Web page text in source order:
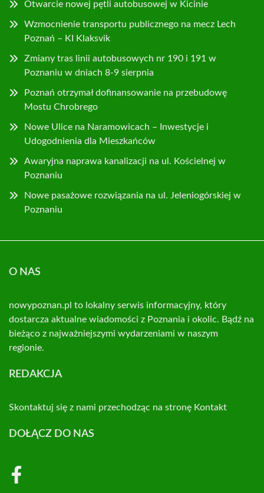
Otwarcie nowej pętli autobusowej w Kicinie
Wzmocnienie transportu publicznego na mecz Lech
Poznań – KI Klaksvik
Zmiany tras linii autobusowych nr 190 i 191 w
Poznaniu w dniach 8-9 sierpnia
Poznań otrzymał dofinansowanie na przebudowę
Mostu Chrobrego
Nowe Ulice na Naramowicach – Inwestycje i
Udogodnienia dla Mieszkańców
Awaryjna naprawa kanalizacji na ul. Kościelnej w
Poznaniu
Nowe pasażowe rozwiązania na ul. Jeleniogórskiej w
Poznaniu
O NAS
nowypoznan.pl to lokalny serwis informacyjny, który
dostarcza aktualne wiadomości z Poznania i okolic. Bądź na
bieżąco z najważniejszymi wydarzeniami w naszym
regionie.
REDAKCJA
Skontaktuj się z nami przechodząc na stronę Kontakt
DOŁĄCZ DO NAS